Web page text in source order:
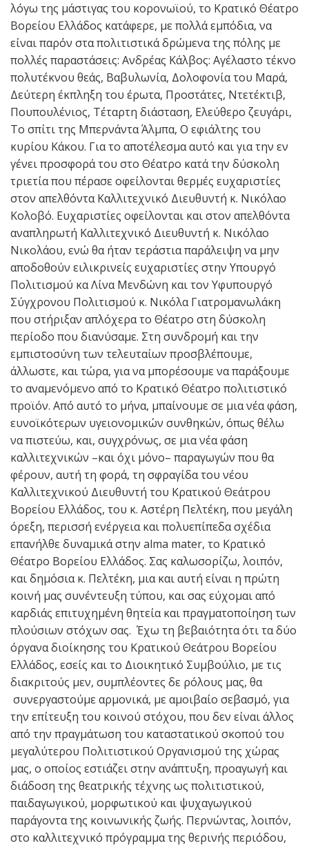
λόγω της μάστιγας του κορονωϊού, το Κρατικό Θέατρο
Βορείου Ελλάδος κατάφερε, με πολλά εμπόδια, να
είναι παρόν στα πολιτιστικά δρώμενα της πόλης με
πολλές παραστάσεις: Ανδρέας Κάλβος: Αγέλαστο τέκνο
πολυτέκνου θεάς, Βαβυλωνία, Δολοφονία του Μαρά,
Δεύτερη έκπληξη του έρωτα, Προστάτες, Ντετέκτιβ,
Πουπουλένιος, Τέταρτη διάσταση, Ελεύθερο ζευγάρι,
Το σπίτι της Μπερνάντα Άλμπα, Ο εφιάλτης του
κυρίου Κάκου. Για το αποτέλεσμα αυτό και για την εν
γένει προσφορά του στο Θέατρο κατά την δύσκολη
τριετία που πέρασε οφείλονται θερμές ευχαριστίες
στον απελθόντα Καλλιτεχνικό Διευθυντή κ. Νικόλαο
Κολοβό. Ευχαριστίες οφείλονται και στον απελθόντα
αναπληρωτή Καλλιτεχνικό Διευθυντή κ. Νικόλαο
Νικολάου, ενώ θα ήταν τεράστια παράλειψη να μην
αποδοθούν ειλικρινείς ευχαριστίες στην Υπουργό
Πολιτισμού κα Λίνα Μενδώνη και τον Υφυπουργό
Σύγχρονου Πολιτισμού κ. Νικόλα Γιατρομανωλάκη
που στήριξαν απλόχερα το Θέατρο στη δύσκολη
περίοδο που διανύσαμε. Στη συνδρομή και την
εμπιστοσύνη των τελευταίων προσβλέπουμε,
άλλωστε, και τώρα, για να μπορέσουμε να παράξουμε
το αναμενόμενο από το Κρατικό Θέατρο πολιτιστικό
προϊόν. Από αυτό το μήνα, μπαίνουμε σε μια νέα φάση,
ευνοϊκότερων υγειονομικών συνθηκών, όπως θέλω
να πιστεύω, και, συγχρόνως, σε μια νέα φάση
καλλιτεχνικών –και όχι μόνο– παραγωγών που θα
φέρουν, αυτή τη φορά, τη σφραγίδα του νέου
Καλλιτεχνικού Διευθυντή του Κρατικού Θεάτρου
Βορείου Ελλάδος, του κ. Αστέρη Πελτέκη, που μεγάλη
όρεξη, περισσή ενέργεια και πολυεπίπεδα σχέδια
επανήλθε δυναμικά στην alma mater, το Κρατικό
Θέατρο Βορείου Ελλάδος. Σας καλωσορίζω, λοιπόν,
και δημόσια κ. Πελτέκη, μια και αυτή είναι η πρώτη
κοινή μας συνέντευξη τύπου, και σας εύχομαι από
καρδιάς επιτυχημένη θητεία και πραγματοποίηση των
πλούσιων στόχων σας. Έχω τη βεβαιότητα ότι τα δύο
όργανα διοίκησης του Κρατικού Θεάτρου Βορείου
Ελλάδος, εσείς και το Διοικητικό Συμβούλιο, με τις
διακριτούς μεν, συμπλέοντες δε ρόλους μας, θα
συνεργαστούμε αρμονικά, με αμοιβαίο σεβασμό, για
την επίτευξη του κοινού στόχου, που δεν είναι άλλος
από την πραγμάτωση του καταστατικού σκοπού του
μεγαλύτερου Πολιτιστικού Οργανισμού της χώρας
μας, ο οποίος εστιάζει στην ανάπτυξη, προαγωγή και
διάδοση της θεατρικής τέχνης ως πολιτιστικού,
παιδαγωγικού, μορφωτικού και ψυχαγωγικού
παράγοντα της κοινωνικής ζωής. Περνώντας, λοιπόν,
στο καλλιτεχνικό πρόγραμμα της θερινής περιόδου,